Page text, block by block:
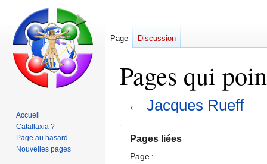
Pages qui
← Jacques Rueff
Pages liées
Page :
Page Discussion
Accueil
Catallaxia ?
Page au hasard
Nouvelles pages